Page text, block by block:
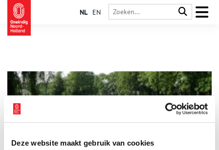
Deze website maakt gebruik van cookies
NL EN